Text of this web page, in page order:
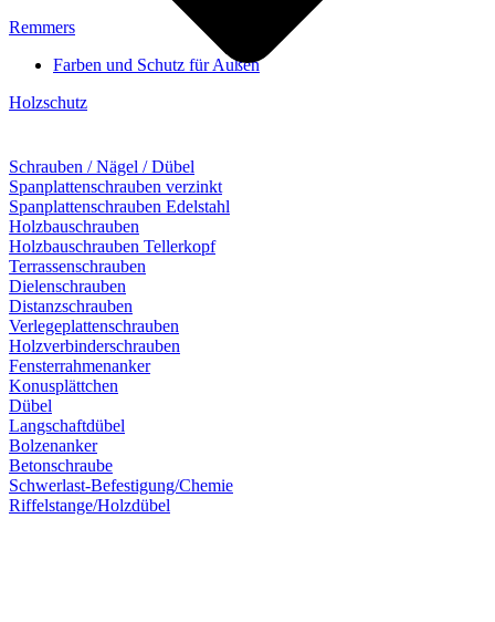
Remmers
Farben und Schutz für Außen
Holzschutz
Schrauben / Nägel / Dübel
Spanplattenschrauben verzinkt
Spanplattenschrauben Edelstahl
Holzbauschrauben
Holzbauschrauben Tellerkopf
Terrassenschrauben
Dielenschrauben
Distanzschrauben
Verlegeplattenschrauben
Holzverbinderschrauben
Fensterrahmenanker
Konusplättchen
Dübel
Langschaftdübel
Bolzenanker
Betonschraube
Schwerlast-Befestigung/Chemie
Riffelstange/Holzdübel